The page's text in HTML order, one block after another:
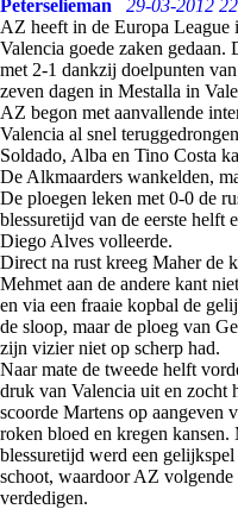
Peterselieman 29-03-2012
AZ heeft in de Europa League
Valencia goede zaken
met 2-1 dankzij doelpunten
zeven dagen in Mestalla in
AZ begon met aanvallende
Valencia al snel
Soldado, Alba en Tino Costa
De Alkmaarders wankelden,
De ploegen leken met 0-0 de
blessuretijd van de eerste helft
Diego Alves volleerde.
Direct na rust kreeg Maher de
Mehmet aan de andere kant
en via een fraaie kopbal de
de sloop, maar de ploeg van
zijn vizier niet op scherp had.
Naar mate de tweede helft
druk van Valencia uit en zocht
scoorde Martens op aangeven
roken bloed en kregen kansen.
blessuretijd werd een
schoot, waardoor AZ
verdedigen.